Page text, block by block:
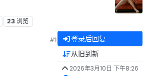
23 浏览
#1 登录后回复
从旧到新
2026年3月10日 下午8:26